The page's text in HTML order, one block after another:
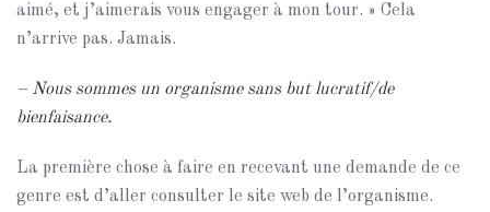
aimé, et j’aimerais vous engager à mon tour. » Cela
n’arrive pas. Jamais.
– Nous sommes un organisme sans but lucratif/de
bienfaisance.
La première chose à faire en recevant une demande de ce
genre est d’aller consulter le site web de l’organisme.